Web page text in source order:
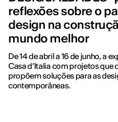
reflexões sobre o
design na
mundo melhor
De 14 de abril a 16 de junho, a
Casa d’Italia com projetos que
propõem soluções para as
contemporâneas.